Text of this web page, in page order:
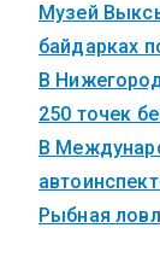
Музей
байдарках
В
250 точек
В
Рыбная